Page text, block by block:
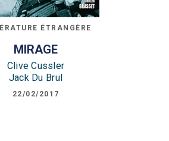
ÉTRANGÈRE
MIRAGE
Clive Cussler
Jack Du Brul
22/02/2017